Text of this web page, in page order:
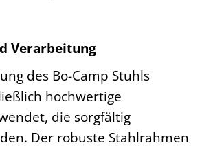
Verarbeitung
des Bo-Camp Stuhls
hochwertige
die sorgfältig
Der robuste Stahlrahmen